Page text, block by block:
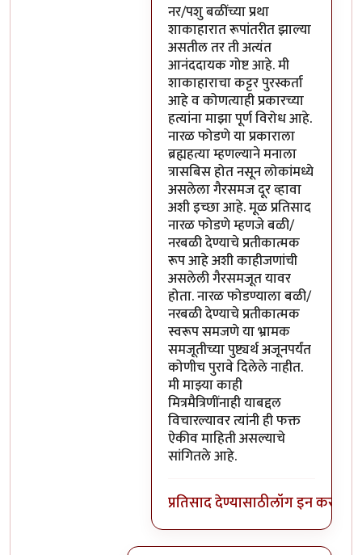
नर/पशु बळींच्या प्रथा
शाकाहारात रूपांतरीत झाल्या
असतील तर ती अत्यंत
आनंददायक गोष्ट आहे. मी
शाकाहाराचा कट्टर पुरस्कर्ता
आहे व कोणत्याही प्रकारच्या
हत्यांना माझा पूर्ण विरोध आहे.
नारळ फोडणे या प्रकाराला
ब्रह्महत्या म्हणल्याने मनाला
त्रासबिस होत नसून लोकांमध्ये
असलेला गैरसमज दूर व्हावा
अशी इच्छा आहे. मूळ प्रतिसाद
नारळ फोडणे म्हणजे बळी/
नरबळी देण्याचे प्रतीकात्मक
रूप आहे अशी काहीजणांची
असलेली गैरसमजूत यावर
होता. नारळ फोडण्याला बळी/
नरबळी देण्याचे प्रतीकात्मक
स्वरूप समजणे या भ्रामक
समजूतीच्या पुष्ट्यर्थ अजूनपर्यंत
कोणीच पुरावे दिलेले नाहीत.
मी माझ्या काही
मित्रमैत्रिणींनाही याबद्दल
विचारल्यावर त्यांनी ही फक्त
ऐकीव माहिती असल्याचे
सांगितले आहे.
प्रतिसाद देण्यासाठीलॉग इन करा